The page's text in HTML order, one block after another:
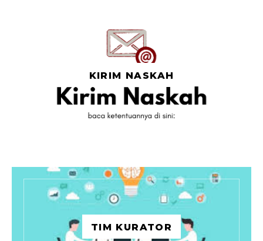
KIRIM NASKAH
TIM KURATOR